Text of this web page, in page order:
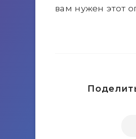
вам нужен этот